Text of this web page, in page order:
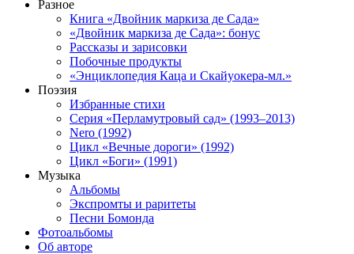
Разное
Книга «Двойник маркиза де Сада»
«Двойник маркиза де Сада»: бонус
Рассказы и зарисовки
Побочные продукты
«Энциклопедия Каца и Скайуокера-мл.»
Поэзия
Избранные стихи
Серия «Перламутровый сад» (1993–2013)
Nero (1992)
Цикл «Вечные дороги» (1992)
Цикл «Боги» (1991)
Музыка
Альбомы
Экспромты и раритеты
Песни Бомонда
Фотоальбомы
Об авторе